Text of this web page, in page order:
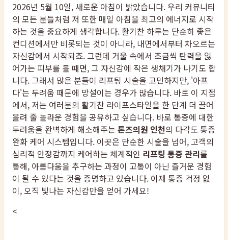
2026년 5월 10일, 새로운 아침이 밝았습니다. 우리 커뮤니티
의 모든 분들처럼 저 또한 매일 아침을 최고의 에너지로 시작
하는 것을 중요하게 생각합니다. 활기찬 하루는 단순히 좋은
컨디션에서만 비롯되는 것이 아니라, 내면에서부터 차오르는
자신감에서 시작되죠. 그런데 거울 속에서 조금씩 탄력을 잃
어가는 피부를 볼 때면, 그 자신감에 작은 생채기가 나기도 합
니다. 그래서 많은 분들이 리프팅 시술을 고민하지만, '아프
다'는 두려움 때문에 망설이는 경우가 많습니다. 바로 이 지점
에서, 저는 여러분의 활기찬 라이프스타일을 한 단계 더 끌어
올려 줄 놀라운 경험을 공유하고 싶습니다. 바로 통증에 대한
두려움을 완벽하게 해소해주는 톤즈의원 인천의 다각도 통증
완화 케어 시스템입니다. 이곳은 단순한 시술을 넘어, 고객의
심리적 안정감까지 케어하는 체계적인 리프팅 통증 관리를
통해, 아름다움을 추구하는 과정이 고통이 아닌 즐거운 경험
이 될 수 있다는 것을 증명하고 있습니다. 이제 통증 걱정 없
이, 오직 빛나는 자신감만을 얻어 가세요!
<